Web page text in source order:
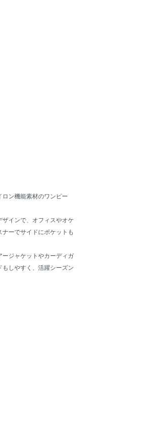
ン機能素材のワンピー
インで、オフィスやオケ
ーでサイドにポケットも
ジャケットやカーディガ
しやすく、活躍シーズン